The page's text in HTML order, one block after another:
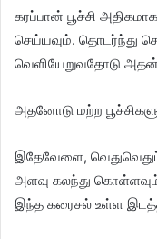
கரப்பான் பூச்சி
செய்யவும். தொடர்ந்து
வெளியேறுவதோடு அதன்
அதனோடு மற்ற
இதேவேளை,
அளவு கலந்து
இந்த கரைசல் உள்ள